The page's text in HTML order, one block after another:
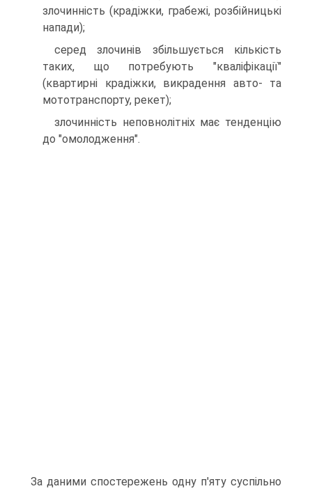
злочинність (крадіжки, грабежі, розбійницькі
напади);
серед злочинів збільшується кількість
таких, що потребують "кваліфікації"
(квартирні крадіжки, викрадення авто- та
мототранспорту, рекет);
злочинність неповнолітніх має тенденцію
до "омолодження".
За даними спостережень одну п'яту суспільно